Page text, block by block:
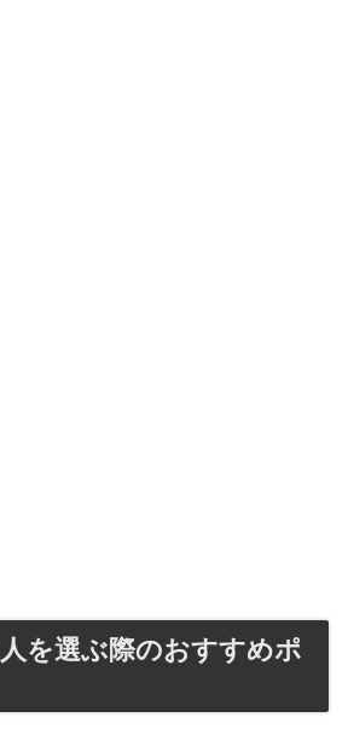
を選ぶ際のおすすめポ